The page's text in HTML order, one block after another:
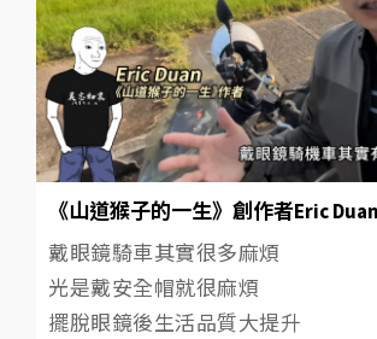
戴眼鏡騎車其實很多麻煩
光是戴安全帽就很麻煩
擺脫眼鏡後生活品質大提升